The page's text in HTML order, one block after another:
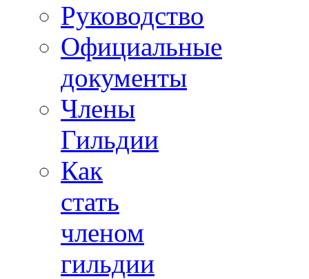
Руководство
Официальные
документы
Члены
Гильдии
Как
стать
членом
гильдии